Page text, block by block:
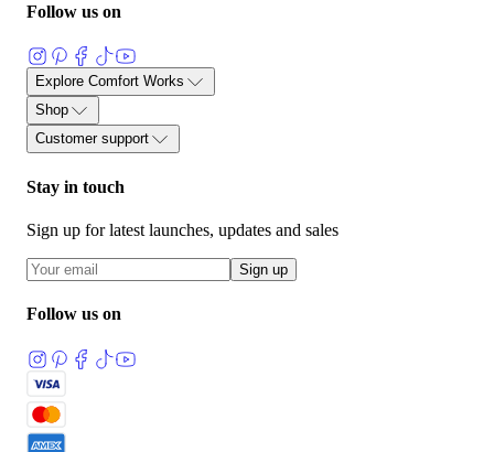
Follow us on
Explore Comfort Works
关于部落格
沙发与布料术语表加入我们
Shop
量身定制沙发套按品牌选购
产宜家沙发套FlexiFit 通用沙发垫子套
Customer support
Stay in touch
Sign up for latest launches, updates and sales
Sign up
Follow us on